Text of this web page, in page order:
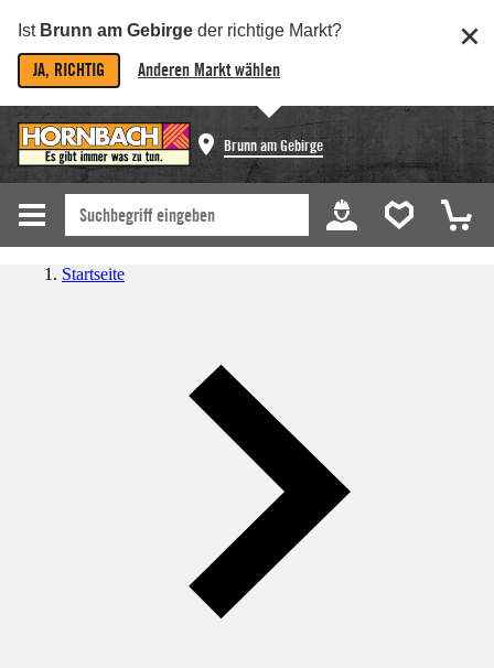
Ist Brunn am Gebirge der richtige Markt?
JA, RICHTIG Anderen Markt wählen
Brunn am Gebirge
Startseite